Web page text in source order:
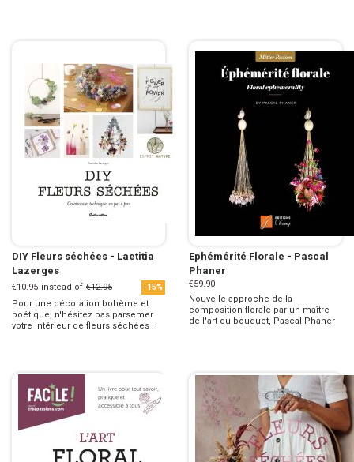
DIY Fleurs séchées - Laetitia
Lazerges
€10.95 instead of €12.95 -15%
Pour une décoration bohème et
poétique, n'hésitez pas parsemer
votre intérieur de fleurs séchées !
Ephémérité Florale - Pascal
Phaner
€59.90
Nouvelle approche de la
composition florale par un maître
de l'art du bouquet, Pascal Phaner